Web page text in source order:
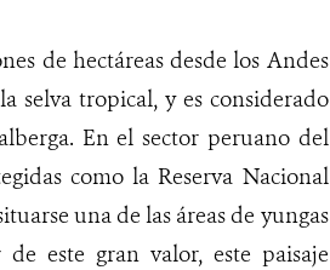
de hectáreas desde los Andes
selva tropical, y es considerado
En el sector peruano del
como la Reserva Nacional
una de las áreas de yungas
este gran valor, este paisaje